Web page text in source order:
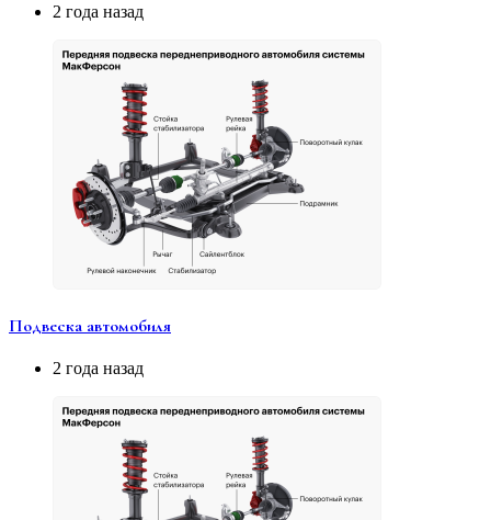
2 года назад
Подвеска автомобиля
2 года назад